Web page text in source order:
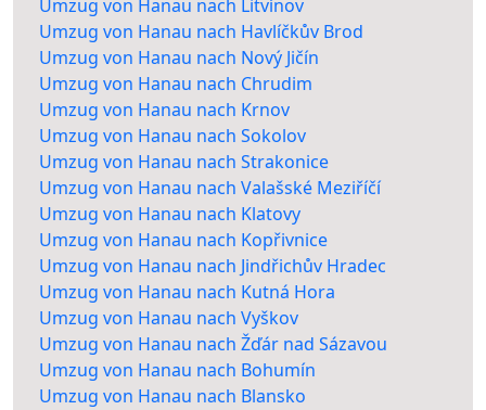
Umzug von Hanau nach Litvínov
Umzug von Hanau nach Havlíčkův Brod
Umzug von Hanau nach Nový Jičín
Umzug von Hanau nach Chrudim
Umzug von Hanau nach Krnov
Umzug von Hanau nach Sokolov
Umzug von Hanau nach Strakonice
Umzug von Hanau nach Valašské Meziříčí
Umzug von Hanau nach Klatovy
Umzug von Hanau nach Kopřivnice
Umzug von Hanau nach Jindřichův Hradec
Umzug von Hanau nach Kutná Hora
Umzug von Hanau nach Vyškov
Umzug von Hanau nach Žďár nad Sázavou
Umzug von Hanau nach Bohumín
Umzug von Hanau nach Blansko